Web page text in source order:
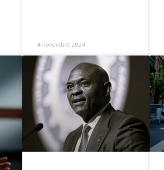
4 novembre 2024